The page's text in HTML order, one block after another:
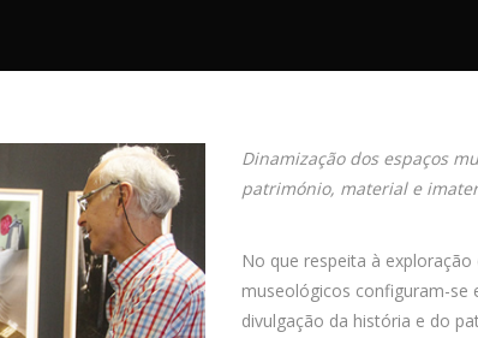
Dinamização dos espaços
património, material e
No que respeita à
museológicos configuram-se
divulgação da história e do